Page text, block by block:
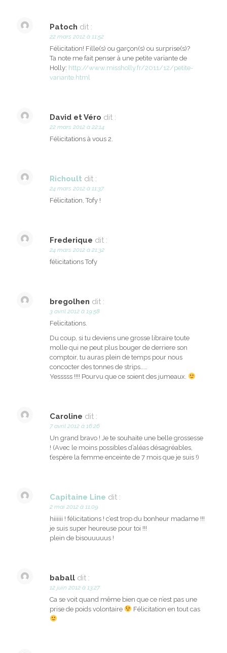
Patoch dit :
22 mars 2012 à 11:52
Félicitation! Fille(s) ou garçon(s) ou surprise(s)?
Ta note me fait penser à une petite variante de
Holly: http://www.missholly.fr/2011/12/petite-
variante.html
David et Véro dit :
22 mars 2012 à 22:14
Félicitations à vous 2.
Richoult dit :
24 mars 2012 à 11:37
Félicitation, Tofy !
Frederique dit :
24 mars 2012 à 21:32
félicitations Tofy
bregolhen dit :
3 avril 2012 à 19:58
Felicitations.
Du coup, si tu deviens une grosse libraire toute
molle qui ne peut plus bouger de derriere son
comptoir, tu auras plein de temps pour nous
concocter des tonnes de strips……
Yesssss !!!! Pourvu que ce soient des jumeaux.
Caroline dit :
7 avril 2012 à 16:26
Un grand bravo ! Je te souhaite une belle grossesse
! (Avec le moins possibles d’aléas désagréables,
t’espère la femme enceinte de 7 mois que je suis !)
Capitaine Line dit :
2 mai 2012 à 11:09
hiiiiii ! félicitations ! c’est trop du bonheur madame !!!
je suis super heureuse pour toi !!!
plein de bisouuuuus !
baball dit :
12 juin 2012 à 13:27
Ca se voit quand même bien que ce n’est pas une
prise de poids volontaire
Félicitation en tout cas